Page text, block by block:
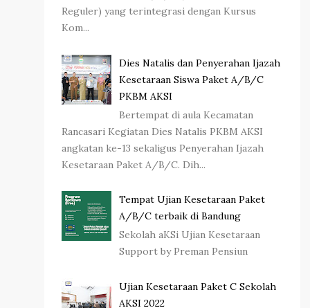
Reguler) yang terintegrasi dengan Kursus
Kom...
Dies Natalis dan Penyerahan Ijazah
Kesetaraan Siswa Paket A/B/C
PKBM AKSI
Bertempat di aula Kecamatan
Rancasari Kegiatan Dies Natalis PKBM AKSI
angkatan ke-13 sekaligus Penyerahan Ijazah
Kesetaraan Paket A/B/C. Dih...
Tempat Ujian Kesetaraan Paket
A/B/C terbaik di Bandung
Sekolah aKSi Ujian Kesetaraan
Support by Preman Pensiun
Ujian Kesetaraan Paket C Sekolah
AKSI 2022